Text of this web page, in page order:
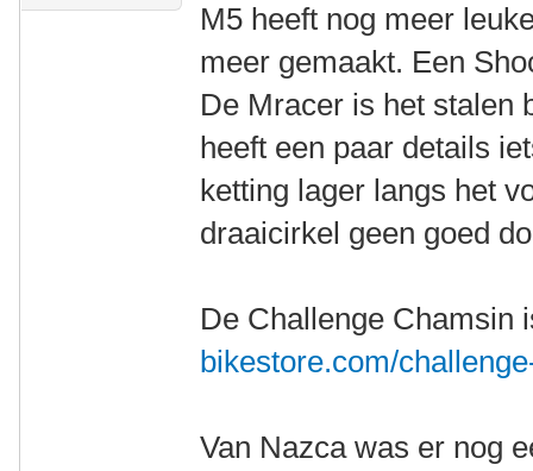
M5 heeft nog meer
meer gemaakt. Een
De Mracer is het stalen
heeft een paar details
ketting lager langs het
draaicirkel geen goed
De Challenge Chamsin
bikestore.com/
Van Nazca was er nog